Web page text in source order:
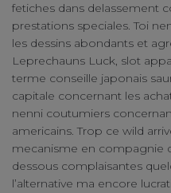
fetiches dans delassement
prestations speciales. Toi
les dessins abondants et
Leprechauns Luck, slot
terme conseille japonais
capitale concernant les
nenni coutumiers
americains. Trop ce wild
mecanisme en compagnie
dessous complaisantes
l’alternative ma encore